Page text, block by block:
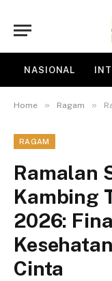
NASIONAL
Home » Ragam »
RAGAM
Ramalan
Kambing
2026:
Cinta